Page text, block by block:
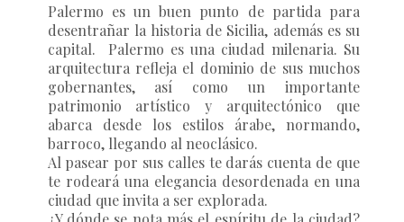
Palermo es un buen punto de partida para
desentrañar la historia de Sicilia, además es su
capital. Palermo es una ciudad milenaria. Su
arquitectura refleja el dominio de sus muchos
gobernantes, así como un importante
patrimonio artístico y arquitectónico que
abarca desde los estilos árabe, normando,
barroco, llegando al neoclásico.
Al pasear por sus calles te darás cuenta de que
te rodeará una elegancia desordenada en una
ciudad que invita a ser explorada.